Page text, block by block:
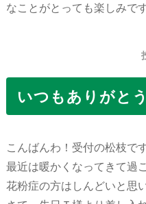
なことがとっても楽しみで
いつもありがと
こんばんわ！受付の松枝で
最近は暖かくなってきて過
花粉症の方はしんどいと思